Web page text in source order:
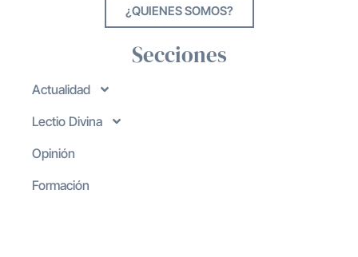
¿QUIENES SOMOS?
Secciones
Actualidad
Lectio Divina
Opinión
Formación